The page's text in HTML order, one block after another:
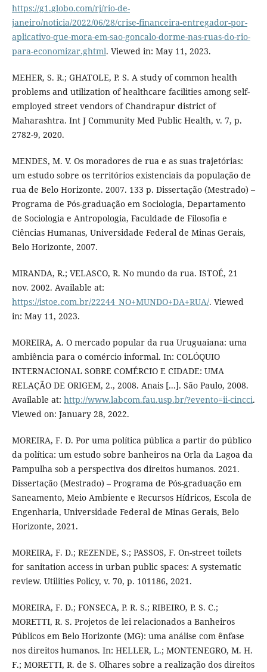
https://g1.globo.com/rj/rio-de-
janeiro/noticia/2022/06/28/crise-financeira-entregador-por-
aplicativo-que-mora-em-sao-goncalo-dorme-nas-ruas-do-rio-
para-economizar.ghtml. Viewed in: May 11, 2023.
MEHER, S. R.; GHATOLE, P. S. A study of common health
problems and utilization of healthcare facilities among self-
employed street vendors of Chandrapur district of
Maharashtra. Int J Community Med Public Health, v. 7, p.
2782-9, 2020.
MENDES, M. V. Os moradores de rua e as suas trajetórias:
um estudo sobre os territórios existenciais da população de
rua de Belo Horizonte. 2007. 133 p. Dissertação (Mestrado) –
Programa de Pós-graduação em Sociologia, Departamento
de Sociologia e Antropologia, Faculdade de Filosofia e
Ciências Humanas, Universidade Federal de Minas Gerais,
Belo Horizonte, 2007.
MIRANDA, R.; VELASCO, R. No mundo da rua. ISTOÉ, 21
nov. 2002. Available at:
https://istoe.com.br/22244_NO+MUNDO+DA+RUA/. Viewed
in: May 11, 2023.
MOREIRA, A. O mercado popular da rua Uruguaiana: uma
ambiência para o comércio informal. In: COLÓQUIO
INTERNACIONAL SOBRE COMÉRCIO E CIDADE: UMA
RELAÇÃO DE ORIGEM, 2., 2008. Anais [...]. São Paulo, 2008.
Available at: http://www.labcom.fau.usp.br/?evento=ii-cincci.
Viewed on: January 28, 2022.
MOREIRA, F. D. Por uma política pública a partir do público
da política: um estudo sobre banheiros na Orla da Lagoa da
Pampulha sob a perspectiva dos direitos humanos. 2021.
Dissertação (Mestrado) – Programa de Pós-graduação em
Saneamento, Meio Ambiente e Recursos Hídricos, Escola de
Engenharia, Universidade Federal de Minas Gerais, Belo
Horizonte, 2021.
MOREIRA, F. D.; REZENDE, S.; PASSOS, F. On-street toilets
for sanitation access in urban public spaces: A systematic
review. Utilities Policy, v. 70, p. 101186, 2021.
MOREIRA, F. D.; FONSECA, P. R. S.; RIBEIRO, P. S. C.;
MORETTI, R. S. Projetos de lei relacionados a Banheiros
Públicos em Belo Horizonte (MG): uma análise com ênfase
nos direitos humanos. In: HELLER, L.; MONTENEGRO, M. H.
F.; MORETTI, R. de S. Olhares sobre a realização dos direitos